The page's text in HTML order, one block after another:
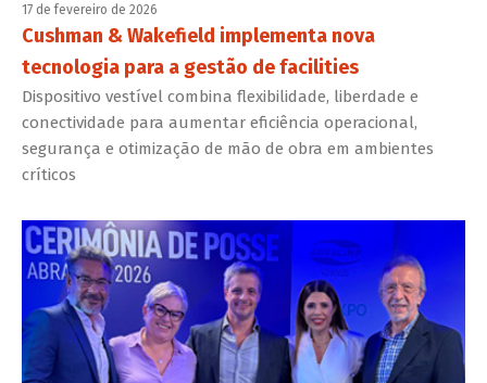
17 de fevereiro de 2026
Cushman & Wakefield implementa nova
tecnologia para a gestão de facilities
Dispositivo vestível combina flexibilidade, liberdade e
conectividade para aumentar eficiência operacional,
segurança e otimização de mão de obra em ambientes
críticos